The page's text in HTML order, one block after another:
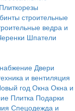
Плиткорезы
строительные
ведра и
Шпатели
Двери
и вентиляция
годОкна Окна и
Плитка Подарки
Спецодежда и